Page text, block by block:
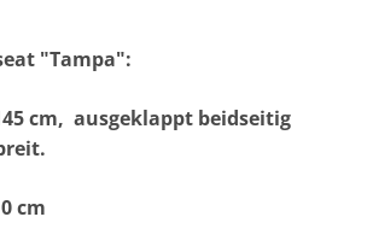
"Tampa":
cm, ausgeklappt beidseitig
cm